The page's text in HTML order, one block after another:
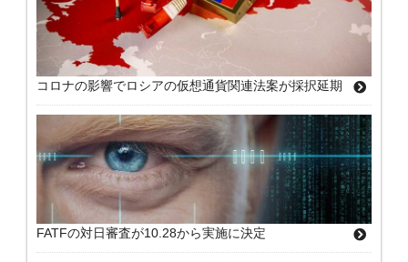
コロナの影響でロシアの仮想通貨関連法案が採択延期
FATFの対日審査が10.28から実施に決定